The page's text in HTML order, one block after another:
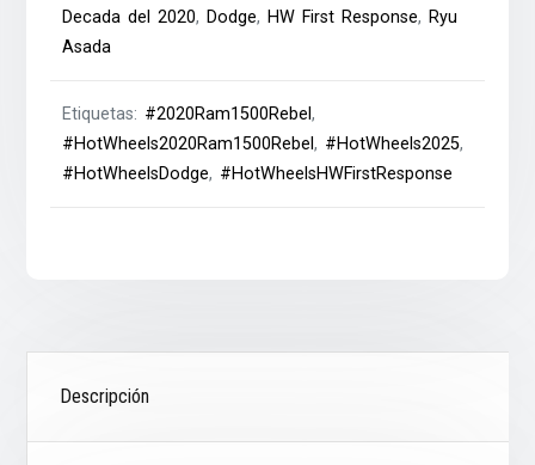
Decada del 2020,Dodge,HW First Response,Ryu
Asada
Etiquetas: #2020Ram1500Rebel,
#HotWheels2020Ram1500Rebel, #HotWheels2025,
#HotWheelsDodge, #HotWheelsHWFirstResponse
Descripción